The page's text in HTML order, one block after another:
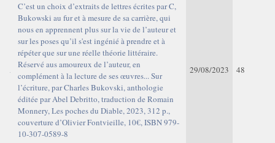
C’est un choix d’extraits de lettres écrites par C,
Bukowski au fur et à mesure de sa carrière, qui
nous en apprennent plus sur la vie de l’auteur et
sur les poses qu’il s'est ingénié à prendre et à
répéter que sur une réelle théorie littéraire.
Réservé aus amoureux de l’auteur, en
complément à la lecture de ses œuvres... Sur
l’écriture, par Charles Bukovski, anthologie
éditée par Abel Debritto, traduction de Romain
Monnery, Les poches du Diable, 2023, 312 p.,
couverture d’Olivier Fontvieille, 10€, ISBN 979-
10-307-0589-8
29/08/2023 48